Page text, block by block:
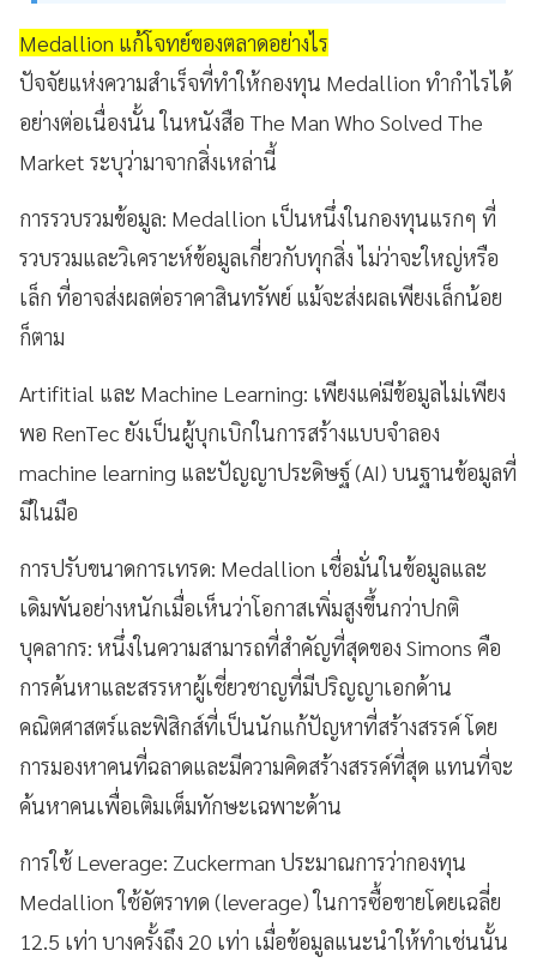
Medallion แก้โจทย์ของตลาดอย่างไร
ปัจจัยแห่งความสำเร็จที่ทำให้กองทุน Medallion ทำกำไรได้
อย่างต่อเนื่องนั้น ในหนังสือ The Man Who Solved The
Market ระบุว่ามาจากสิ่งเหล่านี้
การรวบรวมข้อมูล: Medallion เป็นหนึ่งในกองทุนแรกๆ ที่
รวบรวมและวิเคราะห์ข้อมูลเกี่ยวกับทุกสิ่ง ไม่ว่าจะใหญ่หรือ
เล็ก ที่อาจส่งผลต่อราคาสินทรัพย์ แม้จะส่งผลเพียงเล็กน้อย
ก็ตาม
Artifitial และ Machine Learning: เพียงแค่มีข้อมูลไม่เพียง
พอ RenTec ยังเป็นผู้บุกเบิกในการสร้างแบบจำลอง
machine learning และปัญญาประดิษฐ์ (AI) บนฐานข้อมูลที่
มีในมือ
การปรับขนาดการเทรด: Medallion เชื่อมั่นในข้อมูลและ
เดิมพันอย่างหนักเมื่อเห็นว่าโอกาสเพิ่มสูงขึ้นกว่าปกติ
บุคลากร: หนึ่งในความสามารถที่สำคัญที่สุดของ Simons คือ
การค้นหาและสรรหาผู้เชี่ยวชาญที่มีปริญญาเอกด้าน
คณิตศาสตร์และฟิสิกส์ที่เป็นนักแก้ปัญหาที่สร้างสรรค์ โดย
การมองหาคนที่ฉลาดและมีความคิดสร้างสรรค์ที่สุด แทนที่จะ
ค้นหาคนเพื่อเติมเต็มทักษะเฉพาะด้าน
การใช้ Leverage: Zuckerman ประมาณการว่ากองทุน
Medallion ใช้อัตราทด (leverage) ในการซื้อขายโดยเฉลี่ย
12.5 เท่า บางครั้งถึง 20 เท่า เมื่อข้อมูลแนะนำให้ทำเช่นนั้น